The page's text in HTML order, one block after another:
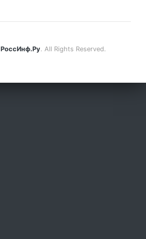
РоссИнф.Ру. All Rights Reserved.